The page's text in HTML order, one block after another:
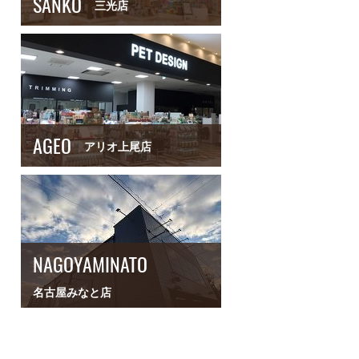
三光店
AGEO アリオ上尾店
NAGOYAMINATO
名古屋みなと店